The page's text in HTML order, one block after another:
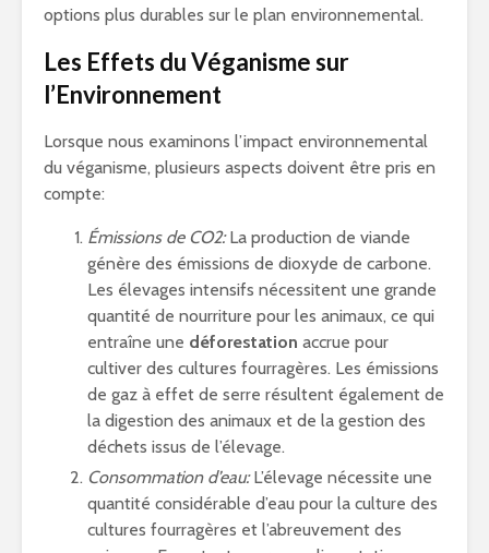
options plus durables sur le plan environnemental.
Les Effets du Véganisme sur
l’Environnement
Lorsque nous examinons l’impact environnemental
du véganisme, plusieurs aspects doivent être pris en
compte:
Émissions de CO2:La production de viande
génère des émissions de dioxyde de carbone.
Les élevages intensifs nécessitent une grande
quantité de nourriture pour les animaux, ce qui
entraîne une déforestation accrue pour
cultiver des cultures fourragères. Les émissions
de gaz à effet de serre résultent également de
la digestion des animaux et de la gestion des
déchets issus de l’élevage.
Consommation d’eau:L’élevage nécessite une
quantité considérable d’eau pour la culture des
cultures fourragères et l’abreuvement des